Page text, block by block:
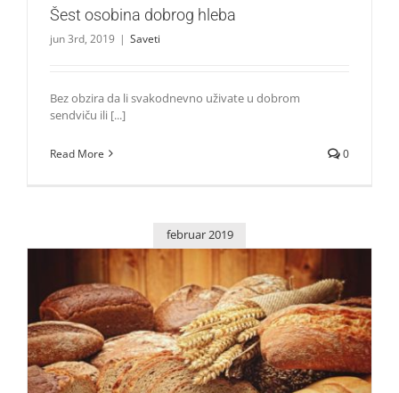
Šest osobina dobrog hleba
jun 3rd, 2019 | Saveti
Bez obzira da li svakodnevno uživate u dobrom
sendviču ili [...]
Read More 0
februar 2019
Razbijanje mita – da li je crni helb zaista toliko bolji od
belog?